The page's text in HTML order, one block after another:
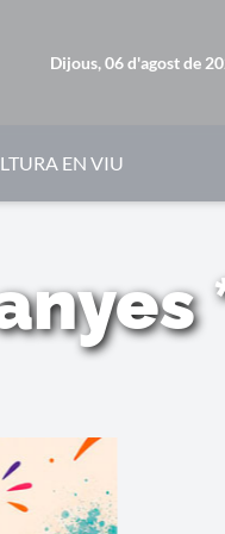
Dijous, 06 d'agost de
EN VIU